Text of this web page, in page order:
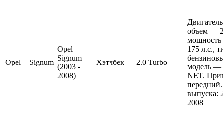
Opel Signum
Opel
Signum
(2003 -
2008)
Хэтчбек 2.0 Turbo
объем —
175 л.с.,
модель —
NET.
выпуска:
2008